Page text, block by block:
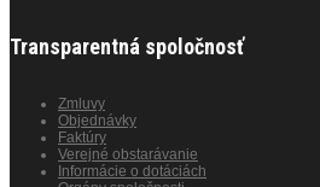
Transparentná spoločnosť
Zmluvy
Objednávky
Faktúry
Verejné obstarávanie
Informácie o dotáciách